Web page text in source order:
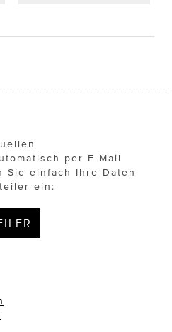
per E-Mail
Sie einfach Ihre Daten
ein: